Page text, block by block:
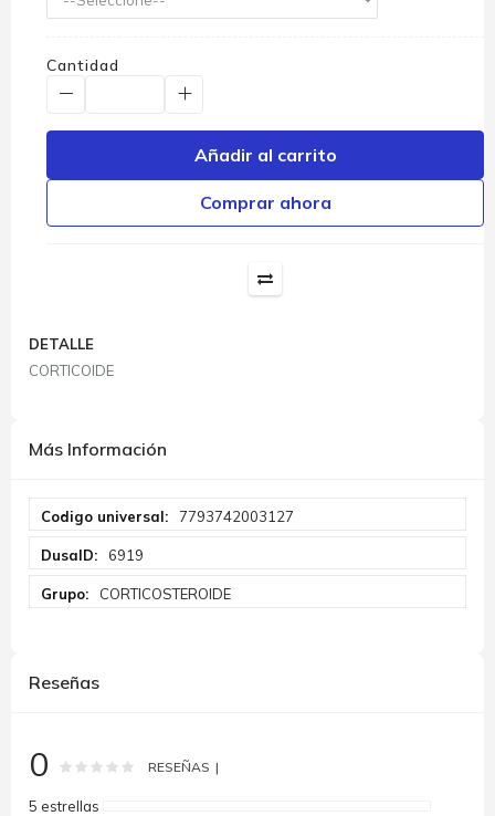
Cantidad
Añadir al carrito
Comprar ahora
DETALLE
CORTICOIDE
Más Información
Información
7793742003127
6919
CORTICOSTEROIDE
Reseñas
0 Rating: % of100
RESEÑAS
5 estrellas